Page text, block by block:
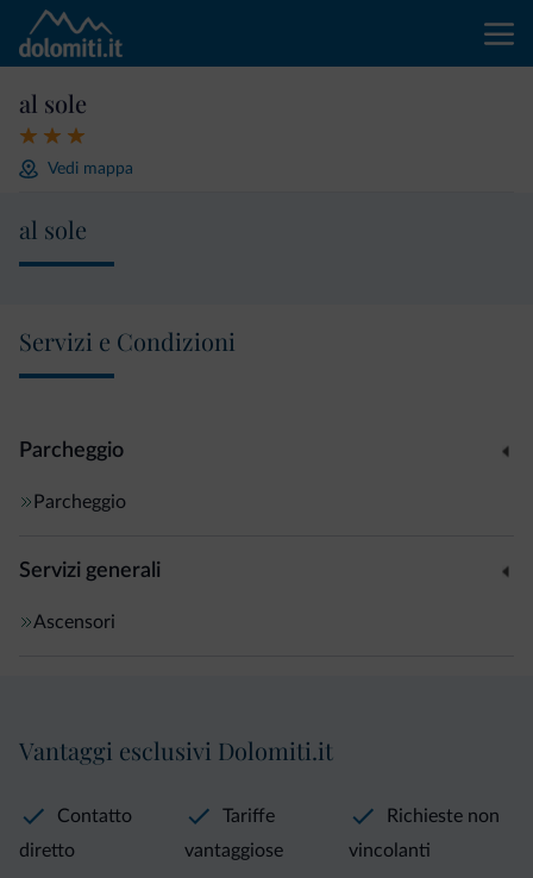
al sole
Vedi mappa
al sole
Servizi e Condizioni
Parcheggio
Parcheggio
Servizi generali
Ascensori
Vantaggi esclusivi Dolomiti.it
Contatto
diretto
Tariffe
vantaggiose
Richieste non
vincolanti